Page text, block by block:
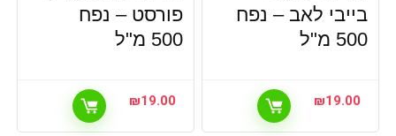
בייבי לאב – נפח
500 מ"ל
₪19.00
פורסט – נפח
500 מ"ל
₪19.00